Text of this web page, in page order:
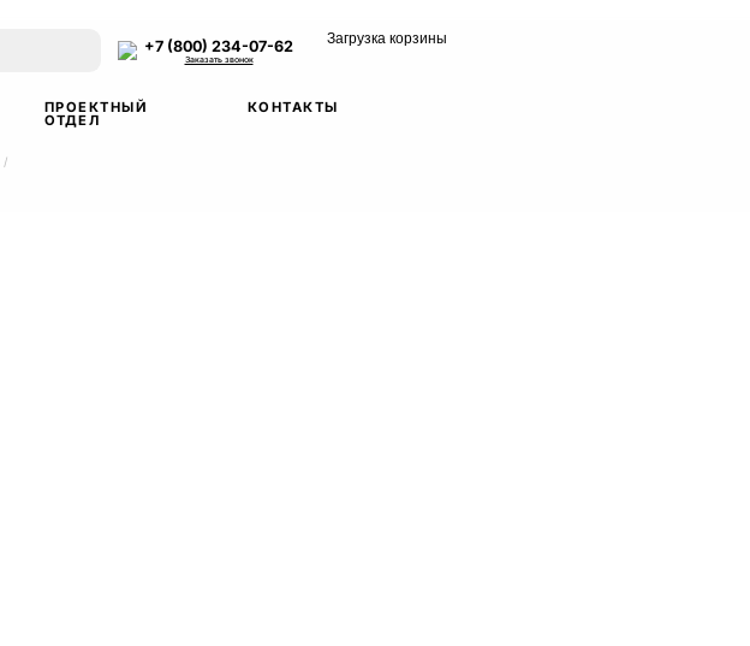
+7 (800) 234-07-62
Заказать звонок
Загрузка корзины
ПРОЕКТНЫЙ
ОТДЕЛ
КОНТАКТЫ
/